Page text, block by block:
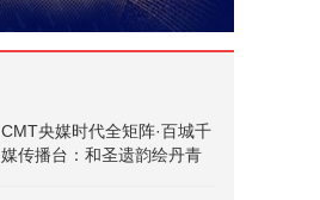
CMT央媒时代全矩阵·百城千
媒传播台：和圣遗韵绘丹青